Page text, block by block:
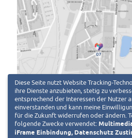
Diese Seite nutzt Website Tracking-
ihre Dienste anzubieten, stetig zu
entsprechend der Interessen der Nutzer
einverstanden und kann meine
für die Zukunft widerrufen oder ändern.
folgende Zwecke verwendet:
iFrame Einbindung, Datenschutz